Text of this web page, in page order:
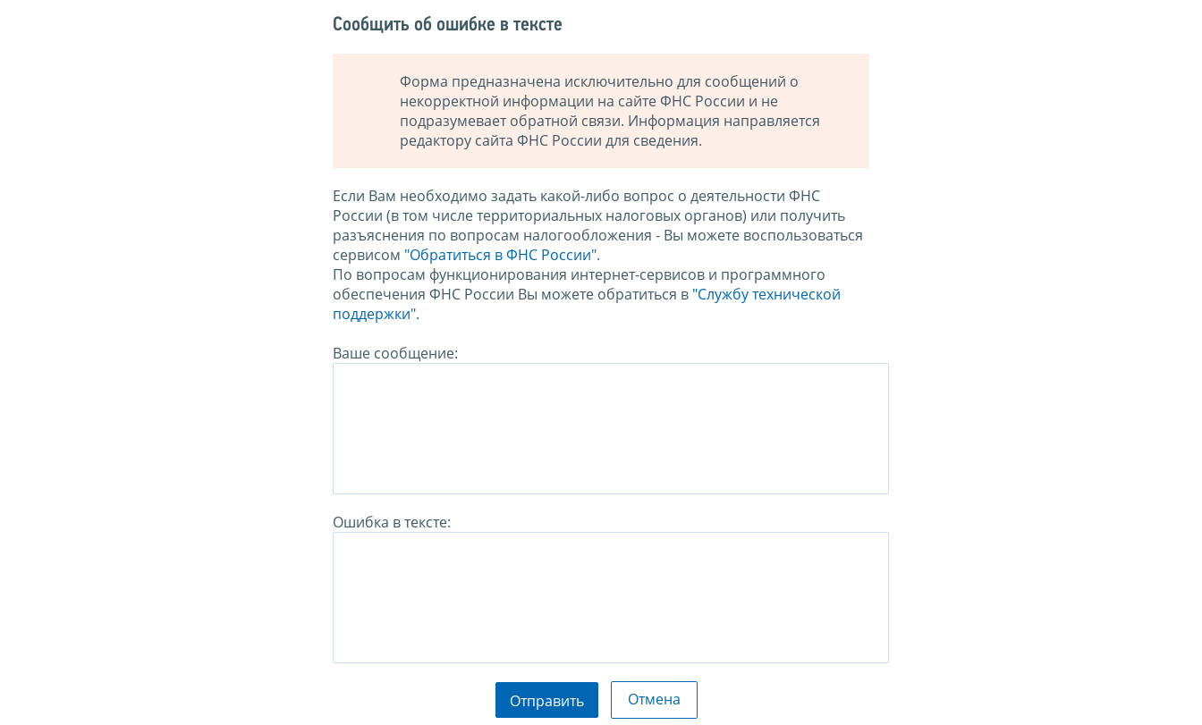
Сообщить об ошибке в тексте
Форма предназначена исключительно для сообщений о
некорректной информации на сайте ФНС России и не
подразумевает обратной связи. Информация направляется
редактору сайта ФНС России для сведения.
Если Вам необходимо задать какой-либо вопрос о деятельности ФНС
России (в том числе территориальных налоговых органов) или получить
разъяснения по вопросам налогообложения - Вы можете воспользоваться
сервисом "Обратиться в ФНС России".
По вопросам функционирования интернет-сервисов и программного
обеспечения ФНС России Вы можете обратиться в "Службу технической
поддержки".
Ваше сообщение:
Ошибка в тексте:
Отправить Отмена